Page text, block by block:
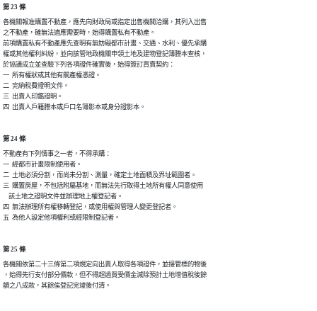
第 23 條
各機關報准購置不動產，應先向財政局或指定出售機關洽購，其列入出售
之不動產，確無法適應需要時，始得購置私有不動產。
前項購置私有不動產應先查明有無妨礙都市計畫、交通、水利、優先承購
權或其他權利糾紛，並向該管地政機關申領土地及建物登記簿謄本查核，
於協議成立並查驗下列各項證件確實後，始得簽訂買賣契約：
一  所有權狀或其他有關產權憑證。
二  完納稅費證明文件。
三  出賣人印鑑證明。
四  出賣人戶籍謄本或戶口名簿影本或身分證影本。
第 24 條
不動產有下列情事之一者，不得承購：
一  經都市計畫限制使用者。
二  土地必須分割，而尚未分割、測量，確定土地面積及界址範圍者。
三  購置房屋，不包括附屬基地，而無法先行取得土地所有權人同意使用
    該土地之證明文件並辦理地上權登記者。
四  無法辦理所有權移轉登記，或使用權與管理人變更登記者。
五  為他人設定他項權利或經限制登記者。
第 25 條
各機關依第二十三條第二項規定向出賣人取得各項證件，並接管標的物後
，始得先行支付部分價款，但不得超過買受價金減除預計土地增值稅後餘
額之八成款，其餘俟登記完竣後付清。